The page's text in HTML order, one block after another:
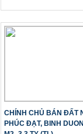
CHÍNH CHỦ BÁN ĐẤT
PHÚC ĐẠT, BINH